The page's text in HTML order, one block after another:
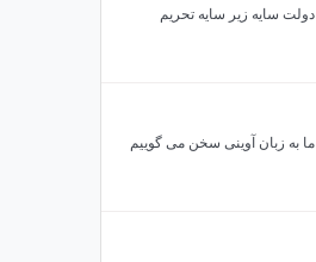
دولت سایه زیر سایه تحریم
ما به زبان آوینی سخن می گوییم